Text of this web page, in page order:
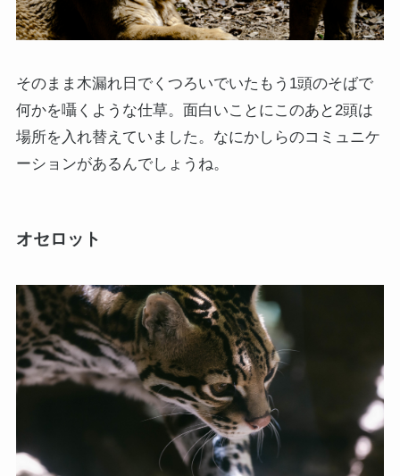
そのまま木漏れ日でくつろいでいたもう1頭のそばで
何かを囁くような仕草。面白いことにこのあと2頭は
場所を入れ替えていました。なにかしらのコミュニケ
ーションがあるんでしょうね。
オセロット